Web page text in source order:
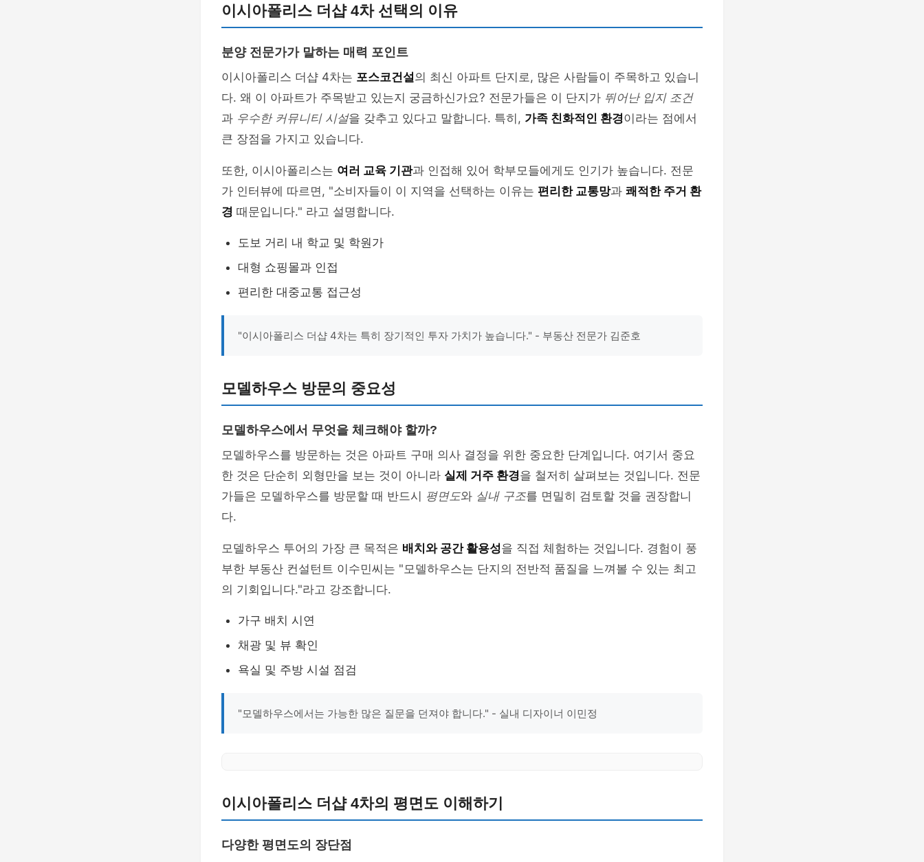
이시아폴리스 더샵 4차 선택의 이유
분양 전문가가 말하는 매력 포인트
이시아폴리스 더샵 4차는 포스코건설의 최신 아파트 단지로, 많은 사람들이 주목하고 있습니
다. 왜 이 아파트가 주목받고 있는지 궁금하신가요? 전문가들은 이 단지가 뛰어난 입지 조건
과 우수한 커뮤니티 시설을 갖추고 있다고 말합니다. 특히, 가족 친화적인 환경이라는 점에서
큰 장점을 가지고 있습니다.
또한, 이시아폴리스는 여러 교육 기관과 인접해 있어 학부모들에게도 인기가 높습니다. 전문
가 인터뷰에 따르면, "소비자들이 이 지역을 선택하는 이유는 편리한 교통망과 쾌적한 주거 환
경 때문입니다." 라고 설명합니다.
도보 거리 내 학교 및 학원가
대형 쇼핑몰과 인접
편리한 대중교통 접근성
"이시아폴리스 더샵 4차는 특히 장기적인 투자 가치가 높습니다." - 부동산 전문가 김준호
모델하우스 방문의 중요성
모델하우스에서 무엇을 체크해야 할까?
모델하우스를 방문하는 것은 아파트 구매 의사 결정을 위한 중요한 단계입니다. 여기서 중요
한 것은 단순히 외형만을 보는 것이 아니라 실제 거주 환경을 철저히 살펴보는 것입니다. 전문
가들은 모델하우스를 방문할 때 반드시 평면도와 실내 구조를 면밀히 검토할 것을 권장합니
다.
모델하우스 투어의 가장 큰 목적은 배치와 공간 활용성을 직접 체험하는 것입니다. 경험이 풍
부한 부동산 컨설턴트 이수민씨는 "모델하우스는 단지의 전반적 품질을 느껴볼 수 있는 최고
의 기회입니다."라고 강조합니다.
가구 배치 시연
채광 및 뷰 확인
욕실 및 주방 시설 점검
"모델하우스에서는 가능한 많은 질문을 던져야 합니다." - 실내 디자이너 이민정
이시아폴리스 더샵 4차의 평면도 이해하기
다양한 평면도의 장단점